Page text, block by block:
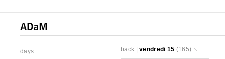
days
back |vendredi 15 (165)